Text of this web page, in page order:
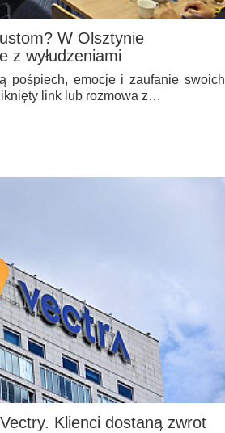
W Olsztynie
z wyłudzeniami
pośpiech, emocje i zaufanie swoich
link lub rozmowa z…
Klienci dostaną zwrot